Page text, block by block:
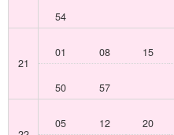
54
21
01 08 15
50 57
05 12 20